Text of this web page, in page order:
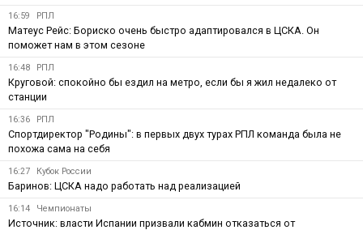
16:59 РПЛ
Матеус Рейс: Бориско очень быстро адаптировался в ЦСКА. Он
поможет нам в этом сезоне
16:48 РПЛ
Круговой: спокойно бы ездил на метро, если бы я жил недалеко от
станции
16:36 РПЛ
Спортдиректор "Родины": в первых двух турах РПЛ команда была не
похожа сама на себя
16:27 Кубок России
Баринов: ЦСКА надо работать над реализацией
16:14 Чемпионаты
Источник: власти Испании призвали кабмин отказаться от